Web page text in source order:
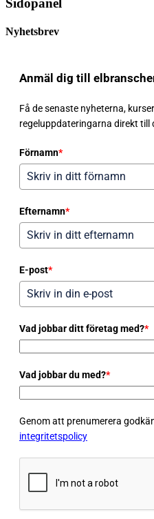
Nyhetsbrev
Anmäl dig till
Få de senaste nyheterna,
regeluppdateringarna direkt till
Förnamn*
Efternamn*
E-post*
Vad jobbar ditt företag med?*
Vad jobbar du med?*
Genom att prenumerera
integritetspolicy